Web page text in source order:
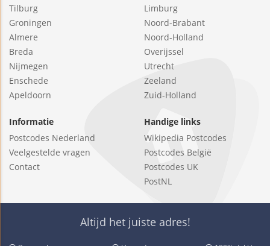
Tilburg
Groningen
Almere
Breda
Nijmegen
Enschede
Apeldoorn
Limburg
Noord-Brabant
Noord-Holland
Overijssel
Utrecht
Zeeland
Zuid-Holland
Informatie
Postcodes Nederland
Veelgestelde vragen
Contact
Handige links
Wikipedia Postcodes
Postcodes België
Postcodes UK
PostNL
Altijd het juiste adres!